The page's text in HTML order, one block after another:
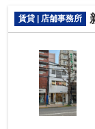
賃貸 | 店舗事務所